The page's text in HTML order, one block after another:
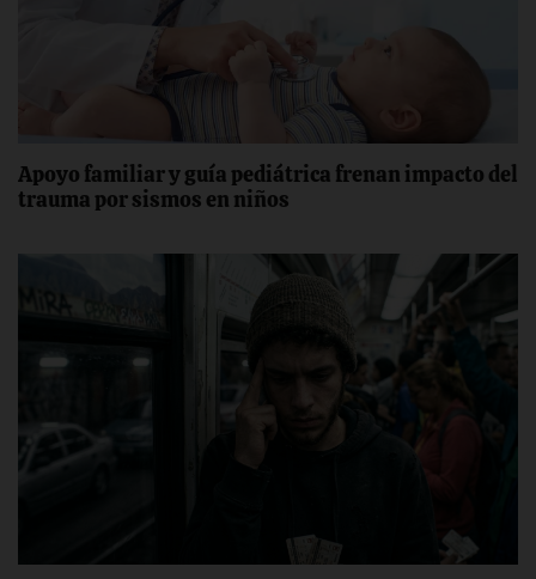
Apoyo familiar y guía pediátrica frenan impacto del
trauma por sismos en niños